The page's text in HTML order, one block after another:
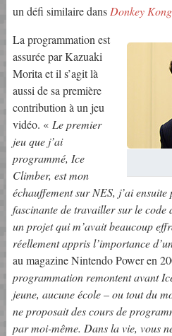
un défi similaire dans Donkey
La programmation est
assurée par Kazuaki
Morita et il s’agit là
aussi de sa première
contribution à un jeu
vidéo. « Le premier
jeu que j’ai
programmé, Ice
Climber, est mon
échauffement sur NES, j’ai
fascinante de travailler sur le code
un projet qui m’avait beaucoup
réellement appris l’importance
au magazine Nintendo Power en
programmation remontent avant
jeune, aucune école – ou tout du
ne proposait des cours de
par moi-même. Dans la vie, vous